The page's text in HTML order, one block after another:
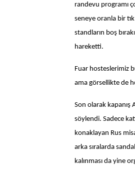
randevu programı
seneye oranla bir
standların boş
hareketti.
Fuar hosteslerimiz
ama görsellikte de
Son olarak kapanış
söylendi. Sadece
konaklayan Rus
arka sıralarda
kalınması da yine